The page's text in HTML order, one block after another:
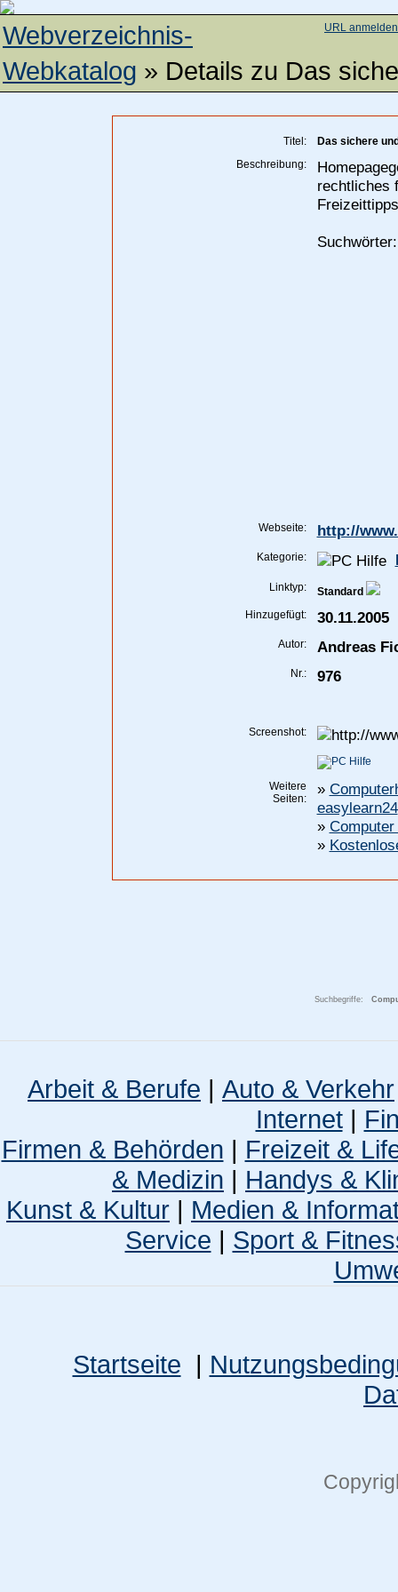
URL anmelden
Webverzeichnis-
Webkatalog » Details zu Das
Titel:
Das sichere
Beschreibung:
rechtliches
Webseite: http://
Kategorie:
Linktyp:
Standard
Hinzugefügt:
30.11.2005
Autor: Andreas
Nr.: 976
Screenshot:
Weitere
Seiten:
»
easylearn24
»
»
Suchbegriffe:
Arbeit & Berufe | Auto & Verkehr
Internet|
Firmen & Behörden | Freizeit &
& Medizin | Handys &
Kunst & Kultur | Medien &
Service | Sport &
Startseite |